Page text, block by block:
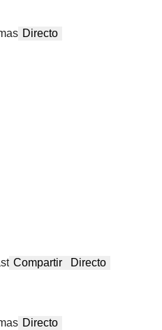
Directo
Compartir Directo
Directo